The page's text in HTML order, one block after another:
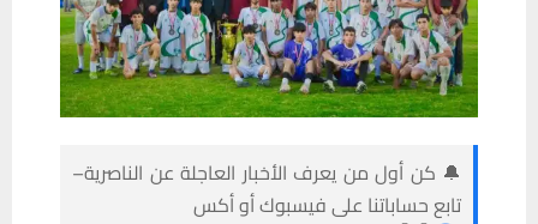
🔔 كن أول من يعرف الأخبار العاجلة عن الناصرية–
تابع حساباتنا على فيسبوك أو أكس